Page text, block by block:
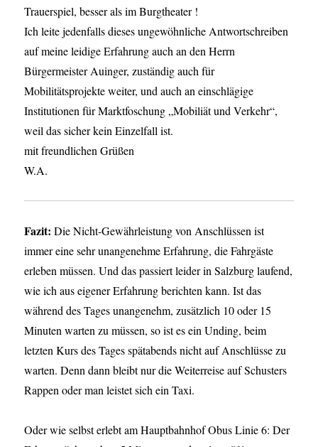
Trauerspiel, besser als im Burgtheater !
Ich leite jedenfalls dieses ungewöhnliche Antwortschreiben
auf meine leidige Erfahrung auch an den Herrn
Bürgermeister Auinger, zuständig auch für
Mobilitätsprojekte weiter, und auch an einschlägige
Institutionen für Marktfoschung „Mobiliät und Verkehr“,
weil das sicher kein Einzelfall ist.
mit freundlichen Grüßen
W.A.
Fazit: Die Nicht-Gewährleistung von Anschlüssen ist
immer eine sehr unangenehme Erfahrung, die Fahrgäste
erleben müssen. Und das passiert leider in Salzburg laufend,
wie ich aus eigener Erfahrung berichten kann. Ist das
während des Tages unangenehm, zusätzlich 10 oder 15
Minuten warten zu müssen, so ist es ein Unding, beim
letzten Kurs des Tages spätabends nicht auf Anschlüsse zu
warten. Denn dann bleibt nur die Weiterreise auf Schusters
Rappen oder man leistet sich ein Taxi.
Oder wie selbst erlebt am Hauptbahnhof Obus Linie 6: Der